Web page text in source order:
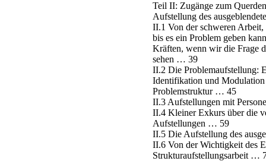
Teil II: Zugänge zum
Aufstellung des
II.1 Von der schweren
bis es ein Problem geben
Kräften, wenn wir die Frage
sehen … 39
II.2 Die Problemaufstellung:
Identifikation und Modulation
Problemstruktur … 45
II.3 Aufstellungen mit
II.4 Kleiner Exkurs über die
Aufstellungen … 59
II.5 Die Aufstellung des
II.6 Von der Wichtigkeit des
Strukturaufstellungsarbeit …